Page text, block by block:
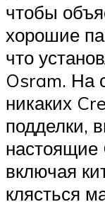
чтобы
хорошие
что
Osram. На
никаких
подделки,
настоящие
включая
клясться